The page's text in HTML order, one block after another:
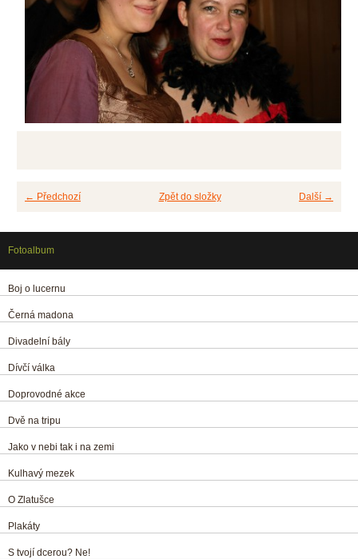
← Předchozí Další →
Zpět do složky
Fotoalbum
Boj o lucernu
Černá madona
Divadelní bály
Dívčí válka
Doprovodné akce
Dvě na tripu
Jako v nebi tak i na zemi
Kulhavý mezek
O Zlatušce
Plakáty
S tvojí dcerou? Ne!